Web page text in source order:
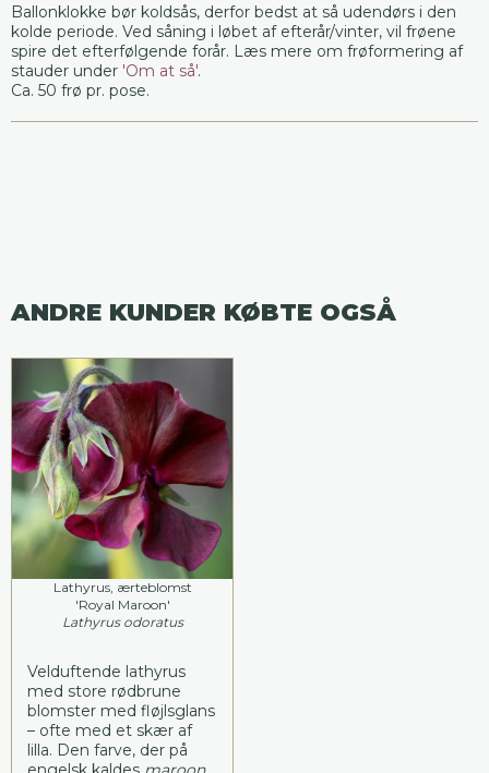
Ballonklokke bør koldsås, derfor bedst at så udendørs i den
kolde periode. Ved såning i løbet af efterår/vinter, vil frøene
spire det efterfølgende forår. Læs mere om frøformering af
stauder under 'Om at så'.
Ca. 50 frø pr. pose.
ANDRE KUNDER KØBTE OGSÅ
Lathyrus, ærteblomst
'Royal Maroon'
Lathyrus odoratus
Velduftende lathyrus
med store rødbrune
blomster med fløjlsglans
– ofte med et skær af
lilla. Den farve, der på